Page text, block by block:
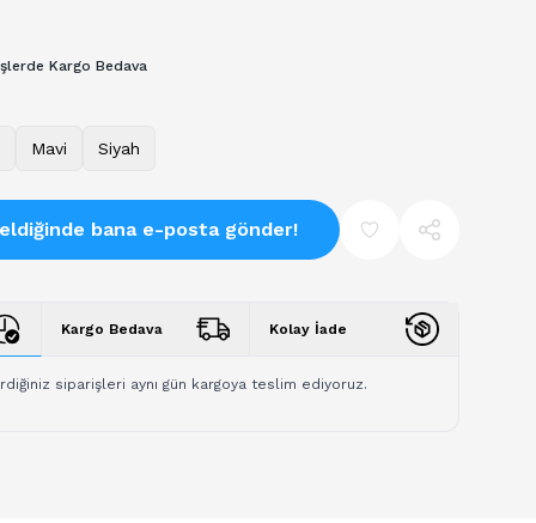
Kargo Bedava
Mavi Siyah
bana e-posta gönder!
Kargo Bedava Kolay İade
siparişleri aynı gün kargoya teslim ediyoruz.